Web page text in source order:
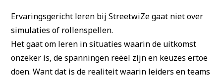
Ervaringsgericht leren bij StreetwiZe gaat niet over
simulaties of rollenspellen.
Het gaat om leren in situaties waarin de uitkomst
onzeker is, de spanningen reëel zijn en keuzes ertoe
doen. Want dat is de realiteit waarin leiders en teams